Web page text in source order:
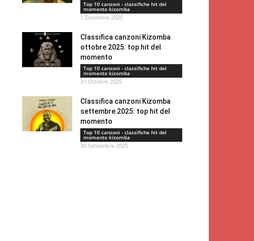
Top 10 canzoni - classifiche hit del
momento kizomba
1 Dicembre 2025
Classifica canzoni Kizomba
ottobre 2025: top hit del
momento
Top 10 canzoni - classifiche hit del
momento kizomba
31 Ottobre 2025
Classifica canzoni Kizomba
settembre 2025: top hit del
momento
Top 10 canzoni - classifiche hit del
momento kizomba
30 Settembre 2025